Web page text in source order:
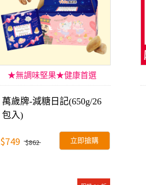
★無調味堅果★健康首選
萬歲牌-減糖日記(650g/26
包入)
$749 $862 立即搶購